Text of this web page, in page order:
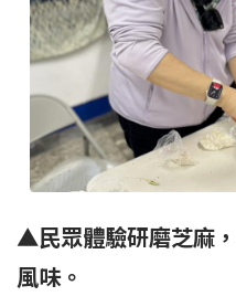
▲民眾體驗研磨芝麻
風味。